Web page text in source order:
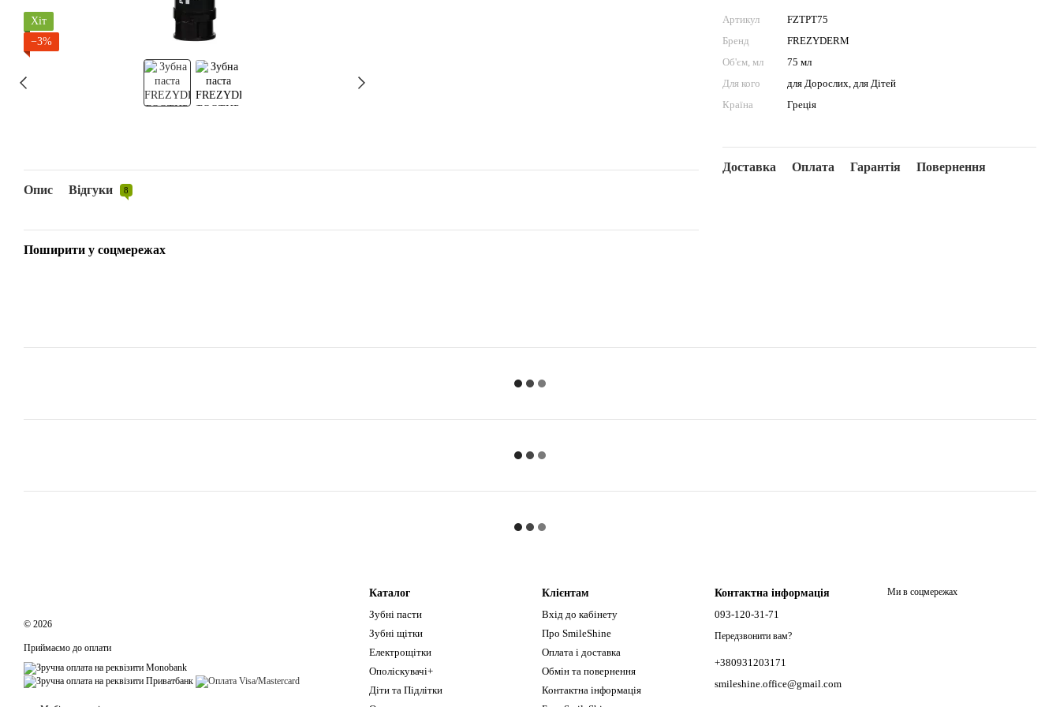
Хіт
−3%
Артикул
FZTPT75
Бренд
FREZYDERM
Об'єм, мл
75 мл
Для кого
для Дорослих, для Дітей
Країна
Греція
Доставка Оплата Гарантія
Повернення
Опис
Відгуки 8
Поширити у соцмережах
© 2026
Приймаємо до оплати
Каталог
Зубні пасти
Зубні щітки
Електрощітки
Ополіскувачі+
Діти та Підлітки
Клієнтам
Вхід до кабінету
Про SmileShine
Оплата і доставка
Обмін та повернення
Контактна інформація
Контактна інформація
093-120-31-71
Передзвонити вам?
+380931203171
smileshine.office@gmail.com
Ми в соцмережах